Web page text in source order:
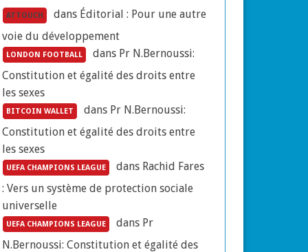
et complexité de la pandémie COVI19
autrement : opportunités pour le Maroc
ATTOUCH dans Éditorial : Pour une autre
voie du développement
LONDON FOOTBALL dans Pr N.Bernoussi:
Constitution et égalité des droits entre
les sexes
BITCOIN WALLET dans Pr N.Bernoussi:
Constitution et égalité des droits entre
les sexes
UEFA CHAMPIONS LEAGUE dans Rachid Fares
: Vers un système de protection sociale
universelle
UEFA CHAMPIONS LEAGUE dans Pr
N.Bernoussi: Constitution et égalité des